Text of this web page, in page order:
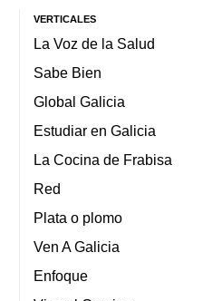
VERTICALES
La Voz de la Salud
Sabe Bien
Global Galicia
Estudiar en Galicia
La Cocina de Frabisa
Red
Plata o plomo
Ven A Galicia
Enfoque